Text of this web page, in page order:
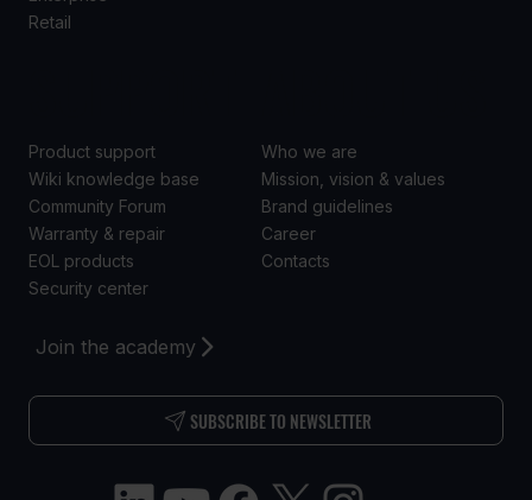
Join the academy
SUBSCRIBE TO NEWSLETTER
Retail
Product support
Wiki knowledge base
Community Forum
Warranty & repair
EOL products
Security center
Who we are
Mission, vision & values
Brand guidelines
Career
Contacts